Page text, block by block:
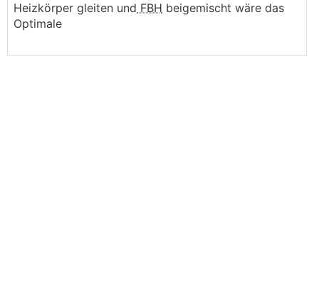
Heizkörper gleiten und FBH beigemischt wäre das
Optimale